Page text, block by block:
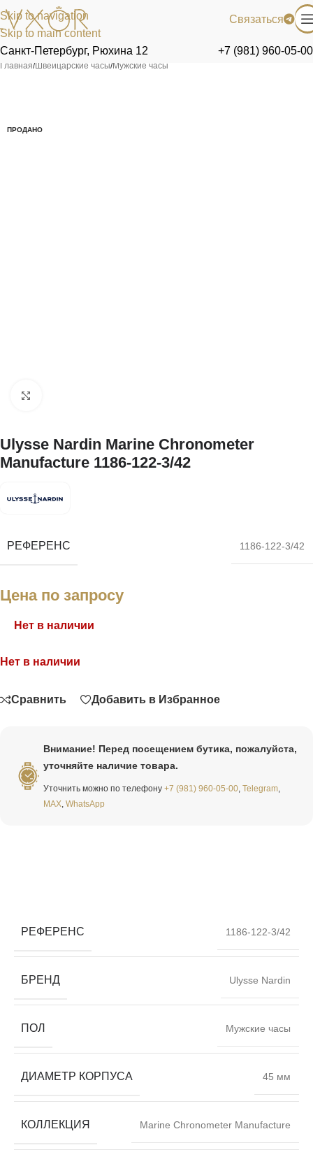
Skip to navigation
Skip to main content
Связаться
Санкт-Петербург, Рюхина 12 +7 (981) 960-05-00
Главная/Швейцарские часы/Мужские часы
ПРОДАНО
Ulysse Nardin Marine Chronometer
Manufacture 1186-122-3/42
РЕФЕРЕНС 1186-122-3/42
Цена по запросу
Нет в наличии
Нет в наличии
Сравнить Добавить в Избранное
Внимание! Перед посещением бутика, пожалуйста,
уточняйте наличие товара.
Уточнить можно по телефону +7 (981) 960-05-00 Telegram
MAX WhatsApp
РЕФЕРЕНС 1186-122-3/42
БРЕНД Ulysse Nardin
ПОЛ Мужские часы
ДИАМЕТР КОРПУСА 45 мм
КОЛЛЕКЦИЯ Marine Chronometer Manufacture